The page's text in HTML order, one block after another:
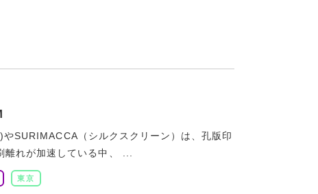
SURIMACCA（シルクスクリーン）は、孔版印
れが加速している中、 ...
東京